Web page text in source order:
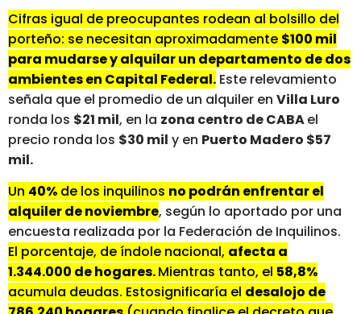
Cifras igual de preocupantes rodean al bolsillo del
porteño: se necesitan aproximadamente $100 mil
para mudarse y alquilar un departamento de dos
ambientes en Capital Federal. Este relevamiento
señala que el promedio de un alquiler en Villa Luro
ronda los $21 mil, en la zona centro de CABAel
precio ronda los $30 mil y en Puerto Madero $57
mil.
Un 40% de los inquilinos no podrán enfrentar el
alquiler de noviembre, según lo aportado por una
encuesta realizada por la Federación de Inquilinos.
El porcentaje, de índole nacional, afecta a
1.344.000 de hogares.Mientras tanto, el 58,8%
acumula deudas. Estosignificaría el desalojo de